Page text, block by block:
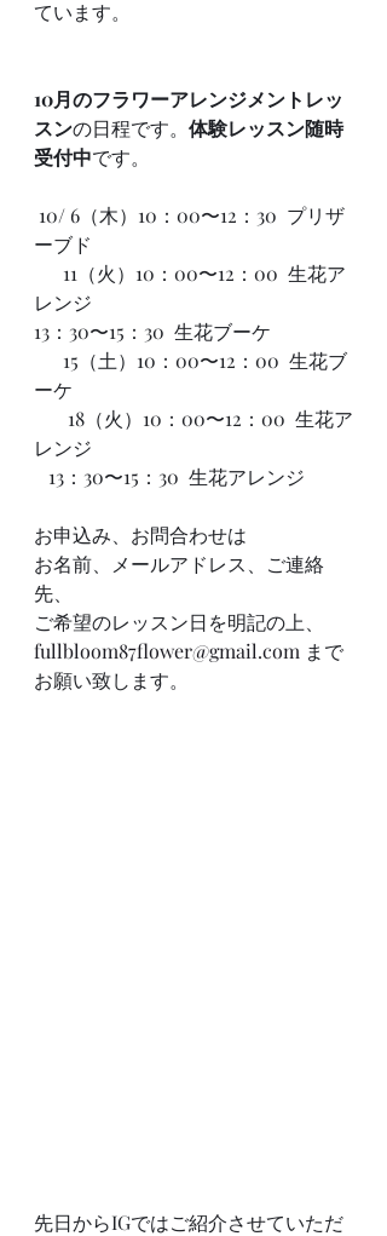
ています。
10月のフラワーアレンジメントレッ
スンの日程です。 体験レッスン随時
受付中です。
10/ 6（木）10：00〜12：30  プリザ
ーブド
11（火）10：00〜12：00  生花ア
レンジ
13：30〜15：30  生花ブーケ
15（土）10：00〜12：00  生花ブ
ーケ
18（火）10：00〜12：00  生花ア
レンジ
13：30〜15：30  生花アレンジ
お申込み、お問合わせは
お名前、メールアドレス、ご連絡
先、
ご希望のレッスン日を明記の上、
fullbloom87flower@gmail.com まで
お願い致します。
先日からIGではご紹介させていただ